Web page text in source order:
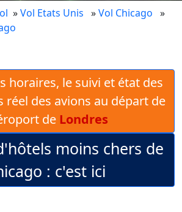
»Vol Etats Unis »Vol Chicago »
horaires, le suivi et état des
réel des avions au départ de
de Londres
moins chers de
: c'est ici